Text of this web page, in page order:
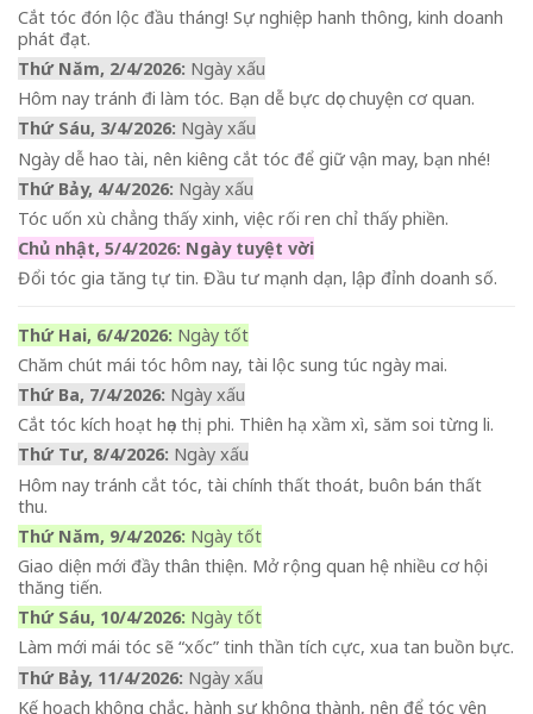
Cắt tóc đón lộc đầu tháng! Sự nghiệp hanh thông, kinh doanh
phát đạt.
Thứ Năm, 2/4/2026: Ngày xấu
Hôm nay tránh đi làm tóc. Bạn dễ bực dọc chuyện cơ quan.
Thứ Sáu, 3/4/2026: Ngày xấu
Ngày dễ hao tài, nên kiêng cắt tóc để giữ vận may, bạn nhé!
Thứ Bảy, 4/4/2026: Ngày xấu
Tóc uốn xù chẳng thấy xinh, việc rối ren chỉ thấy phiền.
Chủ nhật, 5/4/2026: Ngày tuyệt vời
Đổi tóc gia tăng tự tin. Đầu tư mạnh dạn, lập đỉnh doanh số.
Thứ Hai, 6/4/2026: Ngày tốt
Chăm chút mái tóc hôm nay, tài lộc sung túc ngày mai.
Thứ Ba, 7/4/2026: Ngày xấu
Cắt tóc kích hoạt họa thị phi. Thiên hạ xầm xì, săm soi từng li.
Thứ Tư, 8/4/2026: Ngày xấu
Hôm nay tránh cắt tóc, tài chính thất thoát, buôn bán thất
thu.
Thứ Năm, 9/4/2026: Ngày tốt
Giao diện mới đầy thân thiện. Mở rộng quan hệ nhiều cơ hội
thăng tiến.
Thứ Sáu, 10/4/2026: Ngày tốt
Làm mới mái tóc sẽ “xốc” tinh thần tích cực, xua tan buồn bực.
Thứ Bảy, 11/4/2026: Ngày xấu
Kế hoạch không chắc, hành sự không thành, nên để tóc yên